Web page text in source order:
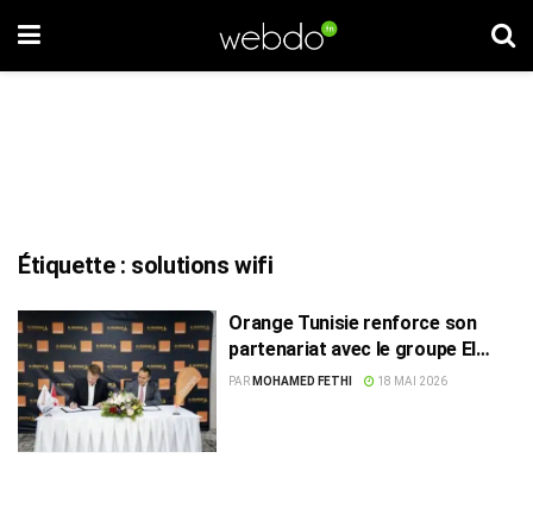
Étiquette : solutions wifi
Orange Tunisie renforce son
partenariat avec le groupe El
Mouradi dans les solutions WiFi
PAR MOHAMED FETHI 18 MAI 2026